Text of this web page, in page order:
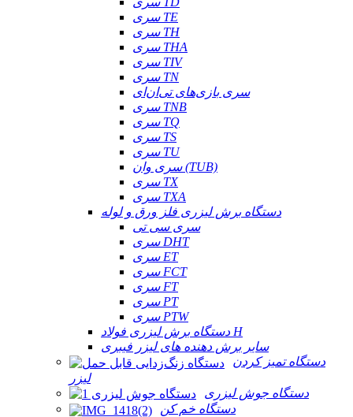
سری TE
سری TH
سری THA
سری TIV
سری TN
سری بازی‌های تی‌ان‌ای
سری TNB
سری TQ
سری TS
سری TU
سری وان (TUB)
سری TX
سری TXA
دستگاه برش لیزری فلز ورق و لوله
سری سی تی
سری DHT
سری ET
سری FCT
سری FT
سری PT
سری PTW
دستگاه برش لیزری فولاد H
سایر برش دهنده های لیزر فیبری
دستگاه تمیز کردن
لیزر
دستگاه جوش لیزری
دستگاه خم کن